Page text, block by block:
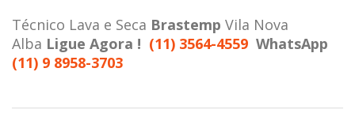
Técnico Lava e Seca Brastemp Vila Nova
Alba Ligue Agora ! (11) 3564-4559 WhatsApp
(11) 9 8958-3703